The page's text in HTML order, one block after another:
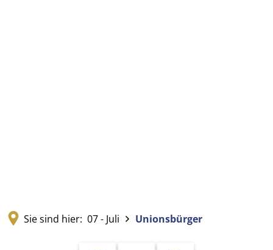
Sie sind hier: 07 - Juli Unionsbürger